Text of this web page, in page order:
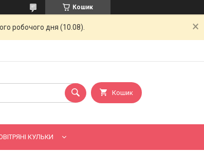
Кошик
робочого дня (10.08).
Кошик
КУЛЬКИ